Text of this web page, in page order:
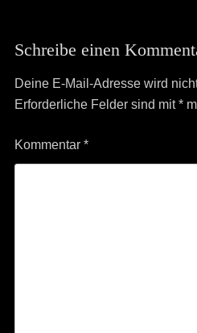
Schreibe einen
Deine E-Mail-Adresse wird
Erforderliche Felder sind mit*
Kommentar *